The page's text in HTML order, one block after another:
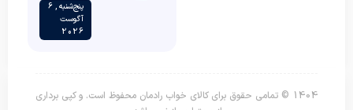
پنج‌شنبه , 6
آگوست
2026
1404 © تمامی حقوق برای کالای خواب رادمان محفوظ است. و کپی برداری